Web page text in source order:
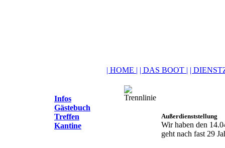
| HOME | | DAS BOOT | |
Infos
Gästebuch
Treffen
Kantine
Außerdienststellung
Wir haben den
geht nach fast 29